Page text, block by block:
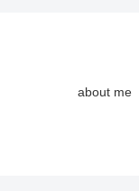
about me